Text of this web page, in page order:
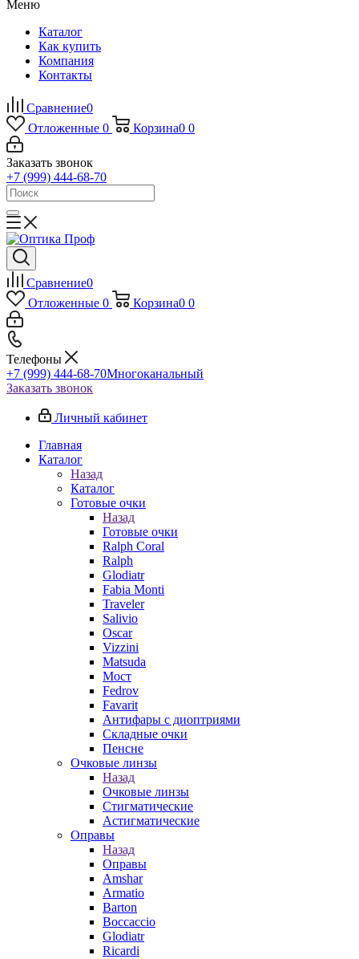
Меню
Каталог
Как купить
Компания
Контакты
Сравнение0
Отложенные 0 Корзина0 0
Заказать звонок
+7 (999) 444-68-70
Сравнение0
Отложенные 0 Корзина0 0
Телефоны
+7 (999) 444-68-70Многоканальный
Заказать звонок
Личный кабинет
Главная
Каталог
Назад
Каталог
Готовые очки
Назад
Готовые очки
Ralph Coral
Ralph
Glodiatr
Fabia Monti
Traveler
Salivio
Oscar
Vizzini
Matsuda
Мост
Fedrov
Favarit
Антифары с диоптриями
Складные очки
Пенсне
Очковые линзы
Назад
Очковые линзы
Стигматические
Астигматические
Оправы
Назад
Оправы
Amshar
Armatio
Barton
Boccaccio
Glodiatr
Ricardi